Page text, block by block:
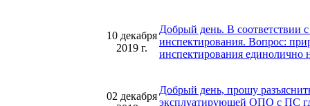
10 декабря
2019 г.
Добрый день. В соответствии
инспектирования. Вопрос:
инспектирования единолично
02 декабря
Добрый день, прошу
эксплуатирующей ОПО с ПС